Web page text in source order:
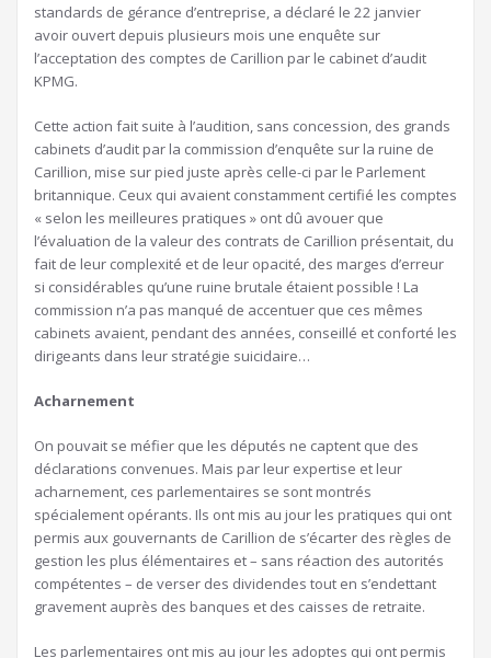
standards de gérance d’entreprise, a déclaré le 22 janvier
avoir ouvert depuis plusieurs mois une enquête sur
l’acceptation des comptes de Carillion par le cabinet d’audit
KPMG.
Cette action fait suite à l’audition, sans concession, des grands
cabinets d’audit par la commission d’enquête sur la ruine de
Carillion, mise sur pied juste après celle-ci par le Parlement
britannique. Ceux qui avaient constamment certifié les comptes
« selon les meilleures pratiques » ont dû avouer que
l’évaluation de la valeur des contrats de Carillion présentait, du
fait de leur complexité et de leur opacité, des marges d’erreur
si considérables qu’une ruine brutale étaient possible ! La
commission n’a pas manqué de accentuer que ces mêmes
cabinets avaient, pendant des années, conseillé et conforté les
dirigeants dans leur stratégie suicidaire…
Acharnement
On pouvait se méfier que les députés ne captent que des
déclarations convenues. Mais par leur expertise et leur
acharnement, ces parlementaires se sont montrés
spécialement opérants. Ils ont mis au jour les pratiques qui ont
permis aux gouvernants de Carillion de s’écarter des règles de
gestion les plus élémentaires et – sans réaction des autorités
compétentes – de verser des dividendes tout en s’endettant
gravement auprès des banques et des caisses de retraite.
Les parlementaires ont mis au jour les adoptes qui ont permis